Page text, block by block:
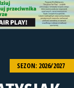
SEZON: 2026/2027